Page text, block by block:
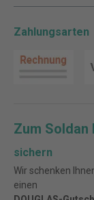
Zahlungsarten
Zum Soldan
sichern
Wir schenken
einen